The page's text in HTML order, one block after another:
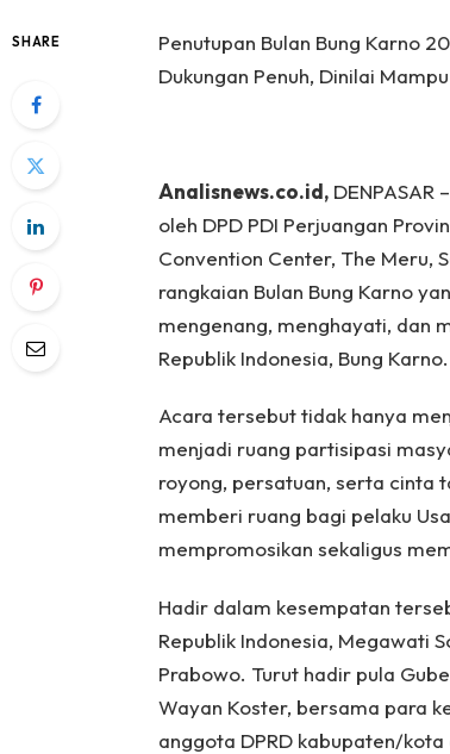
SHARE
Penutupan Bulan Bung Karno
Dukungan Penuh, Dinilai
Analisnews.co.id,DENPASAR
oleh DPD PDI Perjuangan
Convention Center, The Meru,
rangkaian Bulan Bung Karno
mengenang, menghayati, dan
Republik Indonesia, Bung Karno.
Acara tersebut tidak hanya
menjadi ruang partisipasi
royong, persatuan, serta cinta
memberi ruang bagi pelaku
mempromosikan sekaligus
Hadir dalam kesempatan
Republik Indonesia, Megawati
Prabowo. Turut hadir pula
Wayan Koster, bersama para
anggota DPRD kabupaten/kota